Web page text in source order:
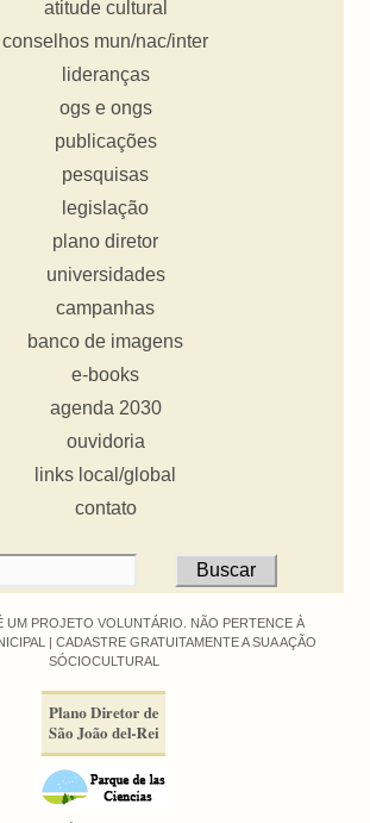
atitude cultural
conselhos mun/nac/inter
lideranças
ogs e ongs
publicações
pesquisas
legislação
plano diretor
universidades
campanhas
banco de imagens
e-books
agenda 2030
ouvidoria
links local/global
contato
UM PROJETO VOLUNTÁRIO. NÃO PERTENCE À
| CADASTRE GRATUITAMENTE A SUA AÇÃO
SÓCIOCULTURAL